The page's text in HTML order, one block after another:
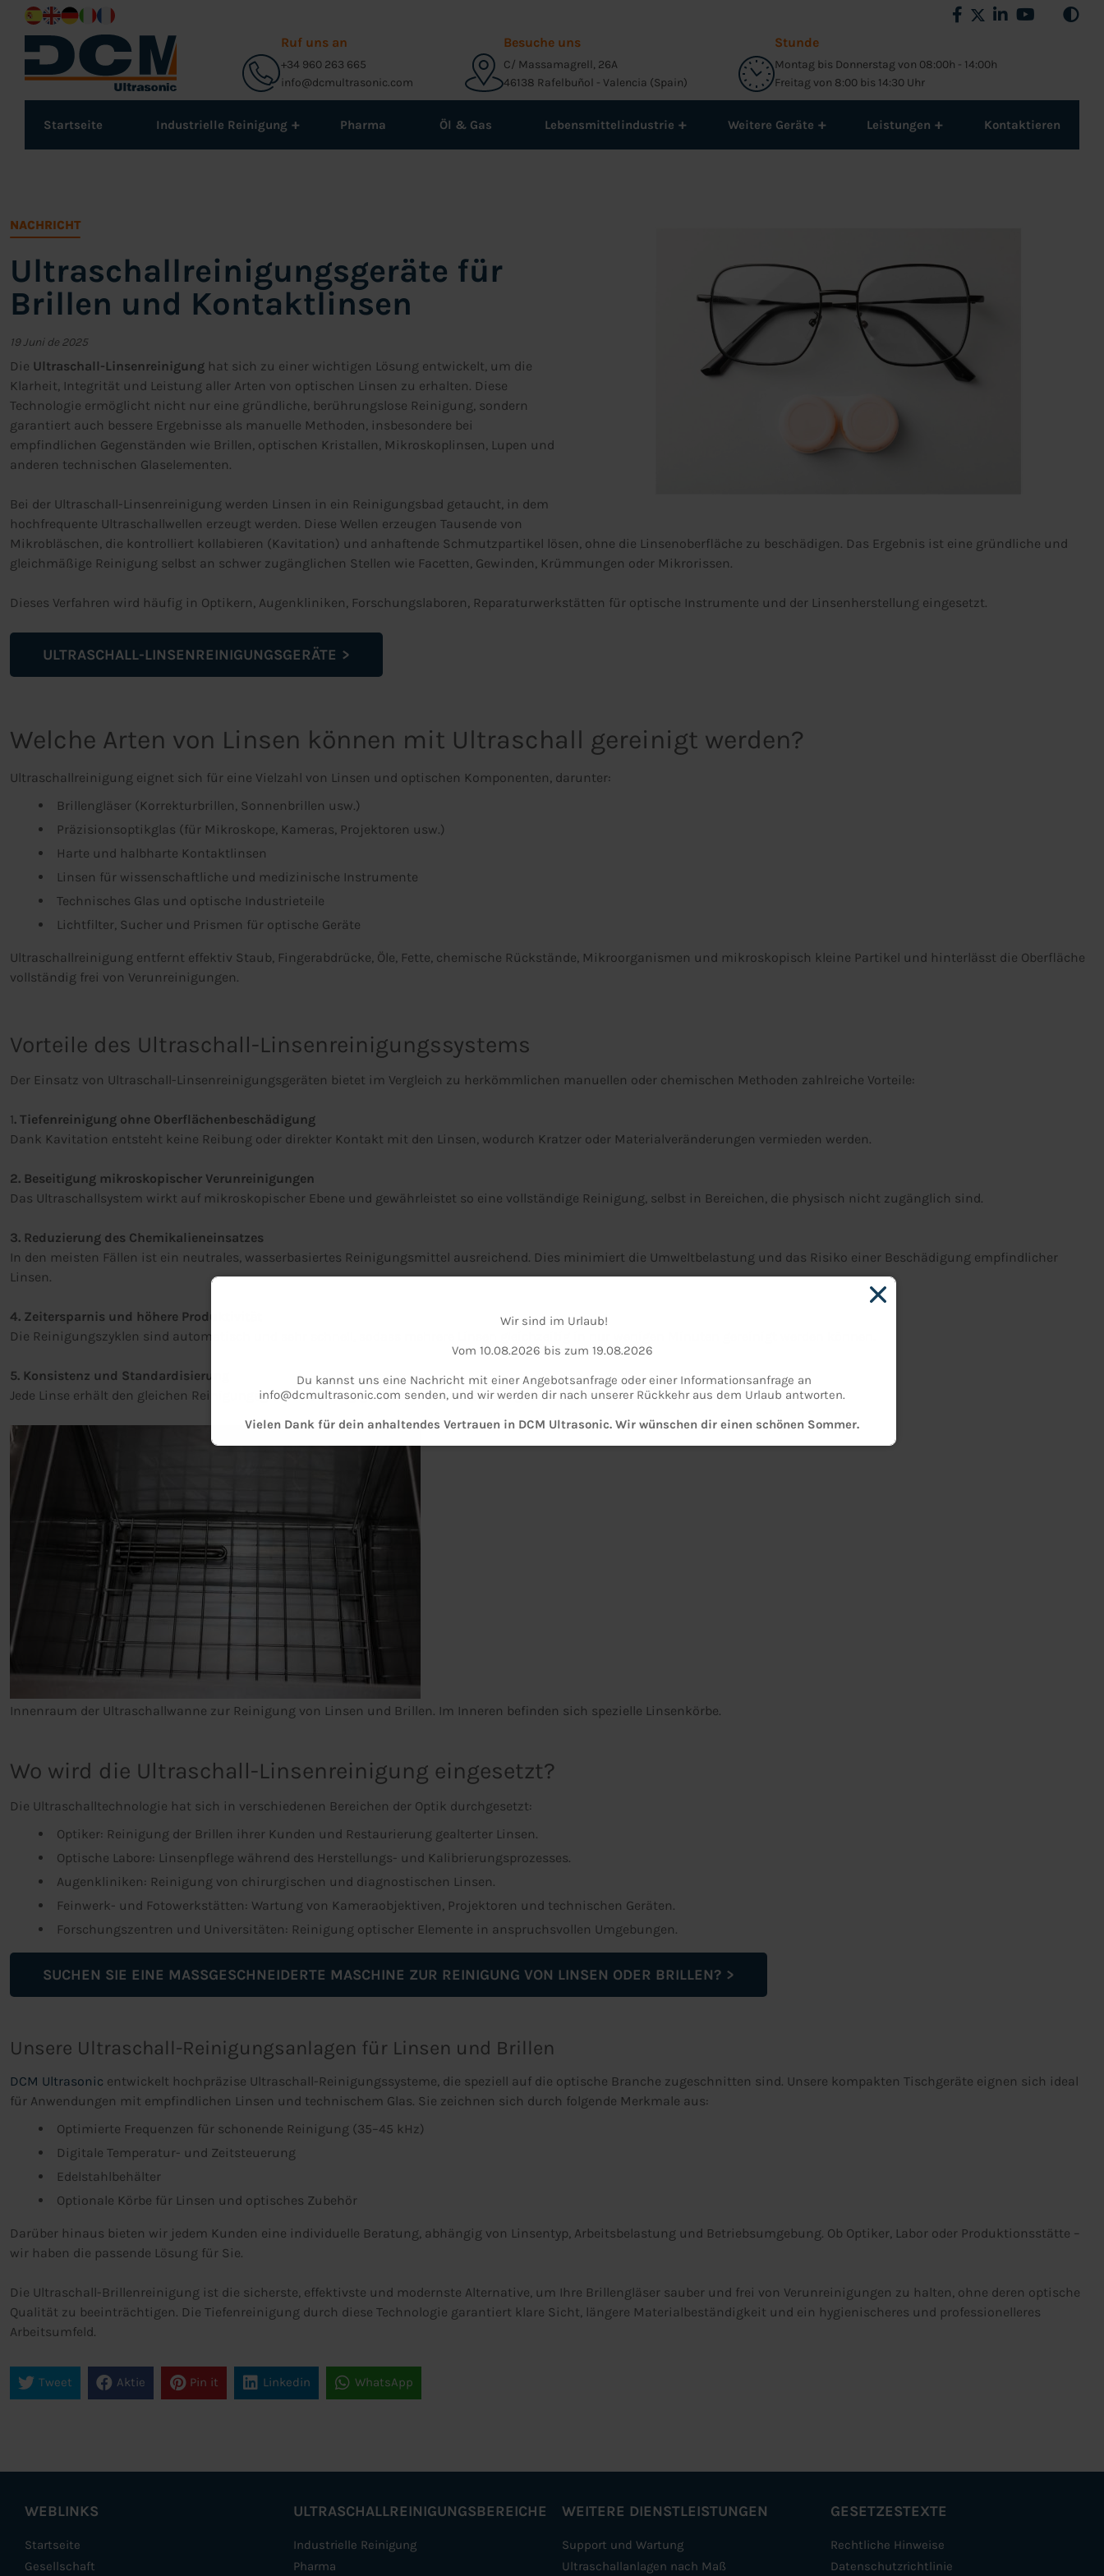
Ruf uns an
+34 960 263 665
info@dcmultrasonic.com
Besuche uns
C/ Massamagrell, 26A
46138 Rafelbuñol - Valencia (Spain)
Stunde
Montag bis Donnerstag von 08:00h - 14:00h
Freitag von 8:00 bis 14:30 Uhr
Startseite Industrielle Reinigung + Pharma Öl & Gas Lebensmittelindustrie + Weitere Geräte + Leistungen + Kontaktieren
NACHRICHT
Ultraschallreinigungsgeräte für
Brillen und Kontaktlinsen
19 Juni de 2025
Die Ultraschall-Linsenreinigung hat sich zu einer wichtigen Lösung entwickelt, um die
Klarheit, Integrität und Leistung aller Arten von optischen Linsen zu erhalten. Diese
Technologie ermöglicht nicht nur eine gründliche, berührungslose Reinigung, sondern
garantiert auch bessere Ergebnisse als manuelle Methoden, insbesondere bei
empfindlichen Gegenständen wie Brillen, optischen Kristallen, Mikroskoplinsen, Lupen und
anderen technischen Glaselementen.
Bei der Ultraschall-Linsenreinigung werden Linsen in ein Reinigungsbad getaucht, in dem
hochfrequente Ultraschallwellen erzeugt werden. Diese Wellen erzeugen Tausende von
Mikrobläschen, die kontrolliert kollabieren (Kavitation) und anhaftende Schmutzpartikel lösen, ohne die Linsenoberfläche zu beschädigen. Das Ergebnis ist eine gründliche und
gleichmäßige Reinigung selbst an schwer zugänglichen Stellen wie Facetten, Gewinden, Krümmungen oder Mikrorissen.
Dieses Verfahren wird häufig in Optikern, Augenkliniken, Forschungslaboren, Reparaturwerkstätten für optische Instrumente und der Linsenherstellung eingesetzt.
ULTRASCHALL-LINSENREINIGUNGSGERÄTE
Welche Arten von Linsen können mit Ultraschall gereinigt werden?
Ultraschallreinigung eignet sich für eine Vielzahl von Linsen und optischen Komponenten, darunter:
Brillengläser (Korrekturbrillen, Sonnenbrillen usw.)
Präzisionsoptikglas (für Mikroskope, Kameras, Projektoren usw.)
Harte und halbharte Kontaktlinsen
Linsen für wissenschaftliche und medizinische Instrumente
Technisches Glas und optische Industrieteile
Lichtfilter, Sucher und Prismen für optische Geräte
Ultraschallreinigung entfernt effektiv Staub, Fingerabdrücke, Öle, Fette, chemische Rückstände, Mikroorganismen und mikroskopisch kleine Partikel und hinterlässt die Oberfläche
vollständig frei von Verunreinigungen.
Vorteile des Ultraschall-Linsenreinigungssystems
Der Einsatz von Ultraschall-Linsenreinigungsgeräten bietet im Vergleich zu herkömmlichen manuellen oder chemischen Methoden zahlreiche Vorteile:
1. Tiefenreinigung ohne Oberflächenbeschädigung
Dank Kavitation entsteht keine Reibung oder direkter Kontakt mit den Linsen, wodurch Kratzer oder Materialveränderungen vermieden werden.
2. Beseitigung mikroskopischer Verunreinigungen
Das Ultraschallsystem wirkt auf mikroskopischer Ebene und gewährleistet so eine vollständige Reinigung, selbst in Bereichen, die physisch nicht zugänglich sind.
3. Reduzierung des Chemikalieneinsatzes
In den meisten Fällen ist ein neutrales, wasserbasiertes Reinigungsmittel ausreichend. Dies minimiert die Umweltbelastung und das Risiko einer Beschädigung empfindlicher
Linsen.
4. Zeitersparnis und höhere Produktivität
Die Reinigungszyklen sind automatisch und sehr schnell, sodass mehrere Linsen gleichzeitig in nur wenigen Minuten gereinigt werden können.
5. Konsistenz und Standardisierung
Jede Linse erhält den gleichen Reinigungsgrad, unabhängig von den manuellen Fähigkeiten des Bedieners.
Innenraum der Ultraschallwanne zur Reinigung von Linsen und Brillen. Im Inneren befinden sich spezielle Linsenkörbe.
Wo wird die Ultraschall-Linsenreinigung eingesetzt?
Die Ultraschalltechnologie hat sich in verschiedenen Bereichen der Optik durchgesetzt:
Optiker: Reinigung der Brillen ihrer Kunden und Restaurierung gealterter Linsen.
Optische Labore: Linsenpflege während des Herstellungs- und Kalibrierungsprozesses.
Augenkliniken: Reinigung von chirurgischen und diagnostischen Linsen.
Feinwerk- und Fotowerkstätten: Wartung von Kameraobjektiven, Projektoren und technischen Geräten.
Forschungszentren und Universitäten: Reinigung optischer Elemente in anspruchsvollen Umgebungen.
SUCHEN SIE EINE MASSGESCHNEIDERTE MASCHINE ZUR REINIGUNG VON LINSEN ODER BRILLEN?
Unsere Ultraschall-Reinigungsanlagen für Linsen und Brillen
DCM Ultrasonic entwickelt hochpräzise Ultraschall-Reinigungssysteme, die speziell auf die optische Branche zugeschnitten sind. Unsere kompakten Tischgeräte eignen sich ideal
für Anwendungen mit empfindlichen Linsen und technischem Glas. Sie zeichnen sich durch folgende Merkmale aus:
Optimierte Frequenzen für schonende Reinigung (35–45 kHz)
Digitale Temperatur- und Zeitsteuerung
Edelstahlbehälter
Optionale Körbe für Linsen und optisches Zubehör
Darüber hinaus bieten wir jedem Kunden eine individuelle Beratung, abhängig von Linsentyp, Arbeitsbelastung und Betriebsumgebung. Ob Optiker, Labor oder Produktionsstätte –
wir haben die passende Lösung für Sie.
Die Ultraschall-Brillenreinigung ist die sicherste, effektivste und modernste Alternative, um Ihre Brillengläser sauber und frei von Verunreinigungen zu halten, ohne deren optische
Qualität zu beeinträchtigen. Die Tiefenreinigung durch diese Technologie garantiert klare Sicht, längere Materialbeständigkeit und ein hygienischeres und professionelleres
Arbeitsumfeld.
Tweet Aktie Pin it Linkedin WhatsApp
WEBLINKS
Startseite
Gesellschaft
ULTRASCHALLREINIGUNGSBEREICHE
Industrielle Reinigung
Pharma
WEITERE DIENSTLEISTUNGEN
Support und Wartung
Ultraschallanlagen nach Maß
GESETZESTEXTE
Rechtliche Hinweise
Datenschutzrichtlinie
Wir sind im Urlaub!
Vom 10.08.2026 bis zum 19.08.2026
Du kannst uns eine Nachricht mit einer Angebotsanfrage oder einer Informationsanfrage an
info@dcmultrasonic.com senden, und wir werden dir nach unserer Rückkehr aus dem Urlaub antworten.
Vielen Dank für dein anhaltendes Vertrauen in DCM Ultrasonic. Wir wünschen dir einen schönen Sommer.